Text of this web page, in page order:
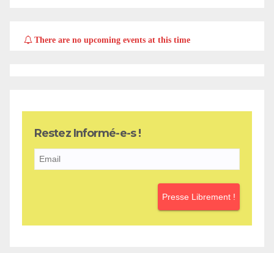
There are no upcoming events at this time
Restez Informé-e-s !